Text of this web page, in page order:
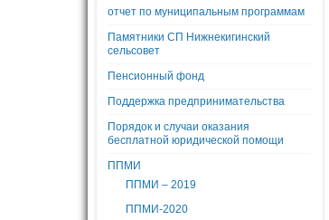
отчет по муниципальным программам
Памятники СП Нижнекигинский
сельсовет
Пенсионный фонд
Поддержка предпринимательства
Порядок и случаи оказания
бесплатной юридической помощи
ППМИ
ППМИ – 2019
ППМИ-2020